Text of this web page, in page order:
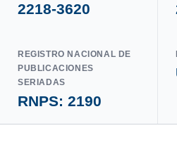
2218-3620
REGISTRO NACIONAL DE
PUBLICACIONES
SERIADAS
RNPS: 2190